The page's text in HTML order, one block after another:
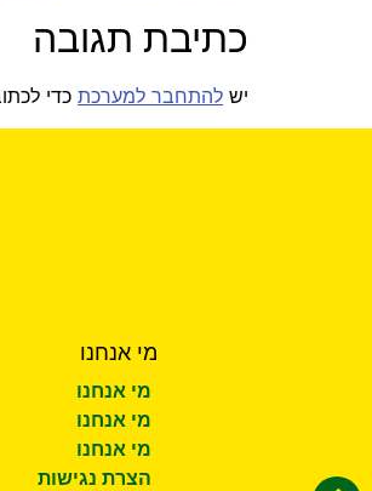
כתיבת תגובה
יש להתחבר למערכת כדי
מי אנחנו
מי אנחנו
מי אנחנו
מי אנחנו
הצרת נגישות